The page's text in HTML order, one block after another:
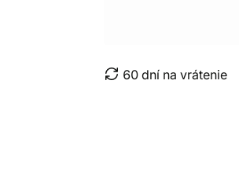
60 dní na vrátenie